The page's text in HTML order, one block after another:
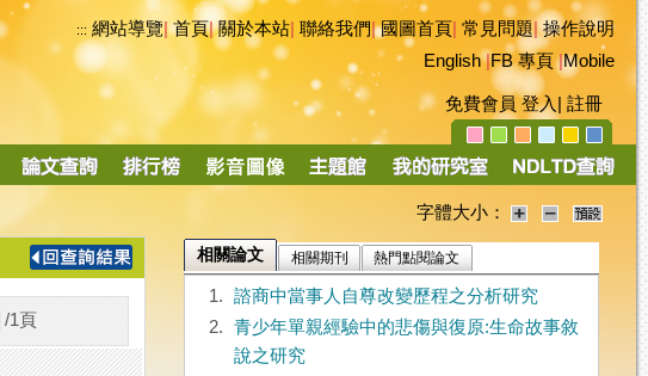
::: 網站導覽|首頁|關於本站 聯絡我們|國圖首頁 常見問題|操作說明
English|FB 專頁|Mobile
免費會員 登入 註冊
導
字體大小：
/1 頁
相關論文 相關期刊 熱門點閱論文
1.
諮商中當事人自尊改變歷程之分析研究
2.
青少年單親經驗中的悲傷與復原:生命故事敘
說之研究